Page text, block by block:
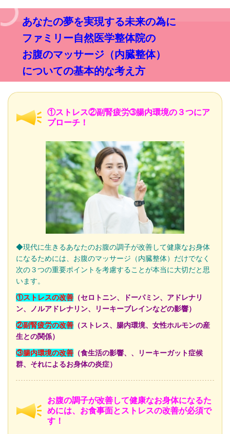
あなたの夢を実現する未来の為に
ファミリー自然医学整体院の
お腹のマッサージ（内臓整体）
についての基本的な考え方
①ストレス②副腎疲労➂腸内環境の３つにア
プローチ！
◆現代に生きるあなたのお腹の調子が改善して健康なお身体
になるためには 、お腹のマッサージ（内臓整体）だけでなく
次の３つの重要ポイントを考慮することが本当に大切だと思
います。
①ストレスの改善 （セロトニン、ドーパミン、アドレナリ
ン、ノルアドレナリン、リーキーブレインなどの影響）
②副腎疲労の改善 （ストレス、腸内環境、女性ホルモンの産
生との関係）
③腸内環境の改善 （食生活の影響、、リーキーガット症候
群、それによるお身体の炎症）
お腹の調子が改善して健康なお身体になるた
めには、お食事面とストレスの改善が必須で
す！